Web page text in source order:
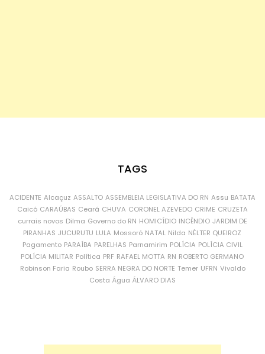
TAGS
ACIDENTE Alcaçuz ASSALTO ASSEMBLEIA LEGISLATIVA DO RN Assu BATATA
Caicó CARAÚBAS Ceará CHUVA CORONEL AZEVEDO CRIME CRUZETA
currais novos Dilma Governo do RN HOMICÍDIO INCÊNDIO JARDIM DE
PIRANHAS JUCURUTU LULA Mossoró NATAL Nilda NÉLTER QUEIROZ
Pagamento PARAÍBA PARELHAS Parnamirim POLÍCIA POLÍCIA CIVIL
POLÍCIA MILITAR Política PRF RAFAEL MOTTA RN ROBERTO GERMANO
Robinson Faria Roubo SERRA NEGRA DO NORTE Temer UFRN Vivaldo
Costa Água ÁLVARO DIAS